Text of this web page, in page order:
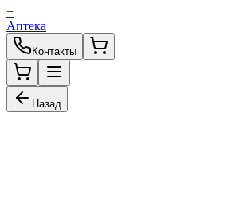
+
Аптека
Контакты
Назад